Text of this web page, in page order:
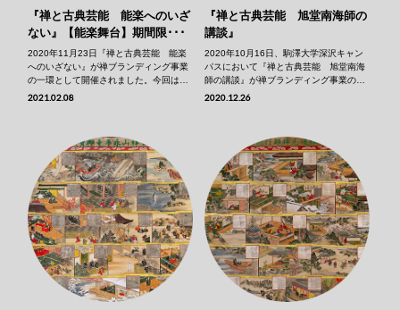
『禅と古典芸能 能楽へのいざ
ない』【能楽舞台】期間限･･･
2020年11月23日『禅と古典芸能 能楽
へのいざない』が禅ブランディング事業
の一環として開催されました。今回はコ
ロナ禍の状況に鑑み、無観客での収録と
ました。その時の模様を、期間限定（～
2021.02.08
『禅と古典芸能 旭堂南海師の
講談』
2020年10月16日、駒澤大学深沢キャン
パスにおいて『禅と古典芸能 旭堂南海
師の講談』が禅ブランディング事業の一
環として開催されました。今回はコロナ
は本能寺にあり』 （『･･･
2020.12.26